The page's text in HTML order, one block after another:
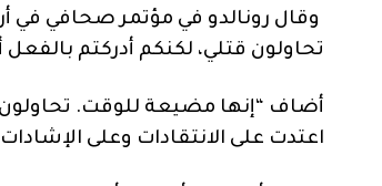
تحاولون قتلي، لكنكم أدركتم
أضاف “إنها مضيعة للوقت. تحاولون
اعتدت على الانتقادات وعلى